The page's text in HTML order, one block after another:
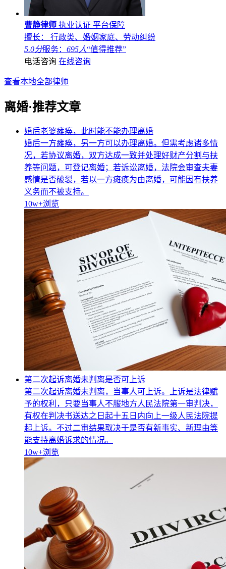
曹静律师 执业认证 平台保障
擅长： 行政类、婚姻家庭、劳动纠纷
5.0分服务： 695人“值得推荐”
电话咨询 在线咨询
查看本地全部律师
离婚·推荐文章
婚后老婆瘫痪，此时能不能办理离婚
婚后一方瘫痪，另一方可以办理离婚。但需考虑诸多情
况，若协议离婚，双方达成一致并处理好财产分割与扶
养等问题，可登记离婚；若诉讼离婚，法院会审查夫妻
感情是否破裂，若以一方瘫痪为由离婚，可能因有扶养
义务而不被支持。
10w+浏览
第二次起诉离婚未判离是否可上诉
第二次起诉离婚未判离，当事人可上诉。上诉是法律赋
予的权利，只要当事人不服地方人民法院第一审判决，
有权在判决书送达之日起十五日内向上一级人民法院提
起上诉。不过二审结果取决于是否有新事实、新理由等
能支持离婚诉求的情况。
10w+浏览